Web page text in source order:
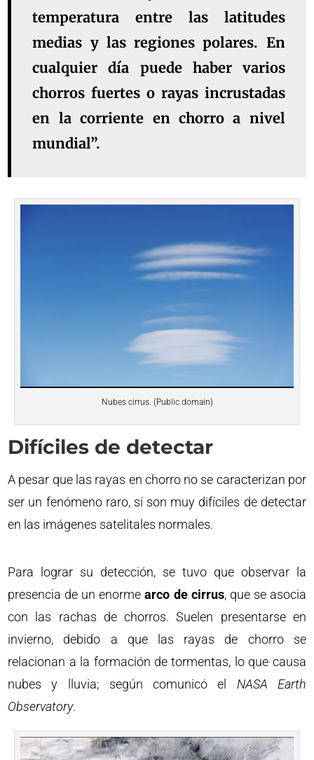
temperatura entre las latitudes
medias y las regiones polares. En
cualquier día puede haber varios
chorros fuertes o rayas incrustadas
en la corriente en chorro a nivel
mundial”.
Nubes cirrus. (Public domain)
Difíciles de detectar
A pesar que las rayas en chorro no se caracterizan por
ser un fenómeno raro, sí son muy difíciles de detectar
en las imágenes satelitales normales.
Para lograr su detección, se tuvo que observar la
presencia de un enormearco de cirrus, que se asocia
con las rachas de chorros. Suelen presentarse en
invierno, debido a que las rayas de chorro se
relacionan a la formación de tormentas, lo que causa
nubes y lluvia; según comunicó el NASA Earth
Observatory.